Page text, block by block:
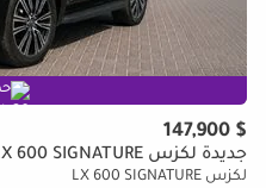
$ 147,900
جديدة لكزس LX 600 SIGNATURE
لكزس LX 600 SIGNATURE